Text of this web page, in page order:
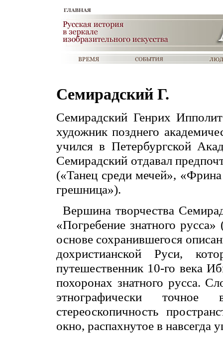
Семирадский Г.
Семирадский Генрих
художник позднего
учился в Петербургской
Семирадский отдавал
(«Танец среди мечей»,
грешница»).
Вершина творчества
«Погребение знатного
основе сохранившегося
дохристианской Руси,
путешественник 10-го века
похоронах знатного русса.
этнографически точное
стереоскопичность
окно, распахнутое в